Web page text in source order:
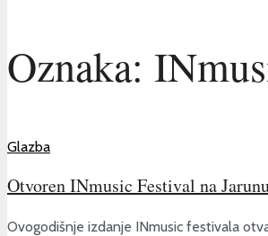
Oznaka:
Glazba
Otvoren INmusic Festival na
Ovogodišnje izdanje INmusic festivala